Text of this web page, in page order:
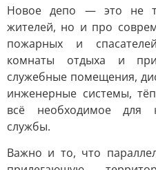
Новое депо — это не
жителей, но и про
пожарных и
комнаты отдыха и
служебные помещения,
инженерные системы,
всё необходимое для
службы.
Важно и то, что